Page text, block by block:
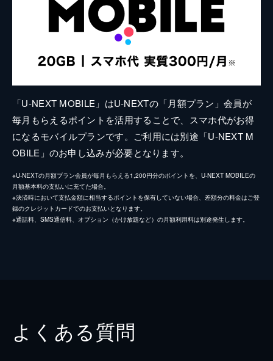
「U-NEXT MOBILE」はU-NEXTの「月額プラン」会員が
毎月もらえるポイントを活用することで、スマホ代がお得
になるモバイルプランです。ご利用には別途「U-NEXT M
OBILE」のお申し込みが必要となります。
※U-NEXTの月額プラン会員が毎月もらえる1,200円分のポイントを、U-NEXT MOBILEの
月額基本料の支払いに充てた場合。
※決済時において支払金額に相当するポイントを保有していない場合、差額分の料金はご登
録のクレジットカードでのお支払いとなります。
※通話料、SMS通信料、オプション（かけ放題など）の月額利用料は別途発生します。
よくある質問